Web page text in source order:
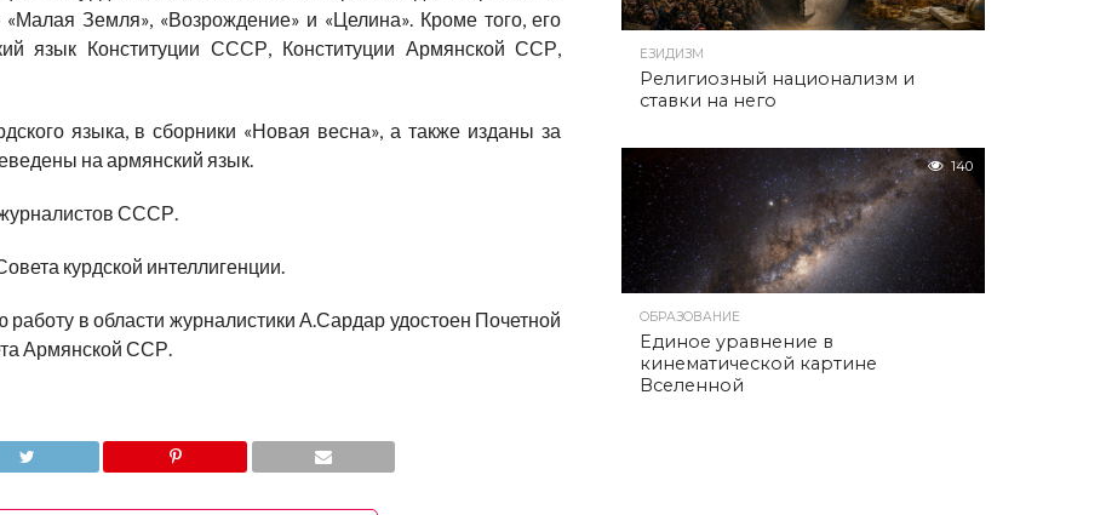
Земля», «Возрождение» и «Целина». Кроме того, его
язык Конституции СССР, Конституции Армянской ССР,
языка, в сборники «Новая весна», а также изданы за
на армянский язык.
СССР.
курдской интеллигенции.
в области журналистики А.Сардар удостоен Почетной
Армянской ССР.
ЕЗИДИЗМ
Религиозный национализм и
ставки на него
140
ОБРАЗОВАНИЕ
Единое уравнение в
кинематической картине
Вселенной